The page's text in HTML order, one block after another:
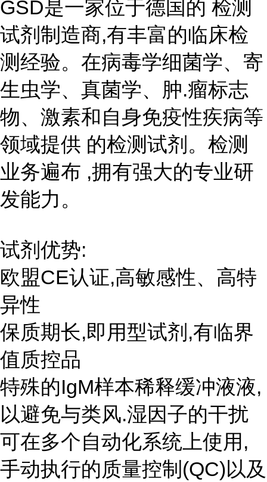
GSD是一家位于德国的 检测
试剂制造商,有丰富的临床检
测经验。在病毒学细菌学、寄
生虫学、真菌学、肿.瘤标志
物、激素和自身免疫性疾病等
领域提供 的检测试剂。检测
业务遍布 ,拥有强大的专业研
发能力。
试剂优势:
欧盟CE认证,高敏感性、高特
异性
保质期长,即用型试剂,有临界
值质控品
特殊的IgM样本稀释缓冲液液,
以避免与类风.湿因子的干扰
可在多个自动化系统上使用,
手动执行的质量控制(QC)以及